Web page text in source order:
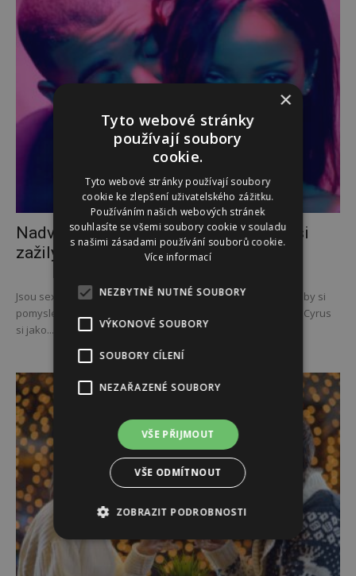
Nadváha, šikana, výprask. Co všechno si
zažily světové hvězdy?
Jsou sexy, úspěšní a milují je miliony lidí po celém světě. Kdo by si
pomyslel, že Robert Pattinson, princ Harry nebo třeba Miley Cyrus
si jako...
×
Tyto webové stránky
používají soubory
cookie.
Tyto webové stránky používají soubory
cookie ke zlepšení uživatelského zážitku.
Používáním našich webových stránek
souhlasíte se všemi soubory cookie v souladu
s našimi zásadami používání souborů cookie.
Více informací
NEZBYTNĚ NUTNÉ SOUBORY
VÝKONOVÉ SOUBORY
SOUBORY CÍLENÍ
NEZAŘAZENÉ SOUBORY
VŠE PŘIJMOUT
VŠE ODMÍTNOUT
ZOBRAZIT PODROBNOSTI